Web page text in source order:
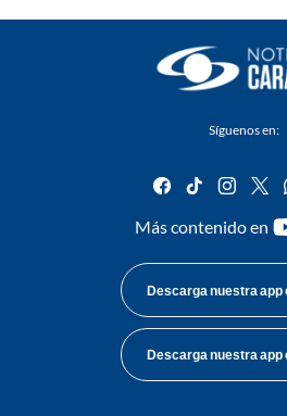
Síguenos en:
facebook
tiktok
Más contenido en
Descarga nuestra app
Descarga nuestra app